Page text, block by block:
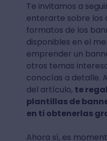
Te invitamos a
enterarte sobre los
formatos de los
disponibles en el
emprender un
otros temas
conocías a detalle.
del artículo, te
plantillas de
en ti obtenerlas
Ahora sí, es